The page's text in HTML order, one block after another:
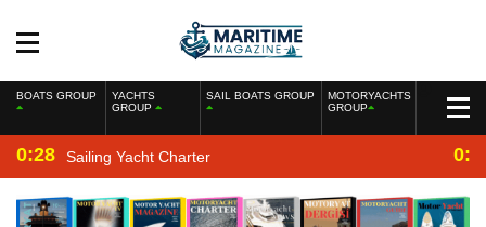
BOATS GROUP
YACHTS
GROUP
SAIL BOATS GROUP
MOTORYACHTS
GROUP
0:28 Sailing Yacht Charter